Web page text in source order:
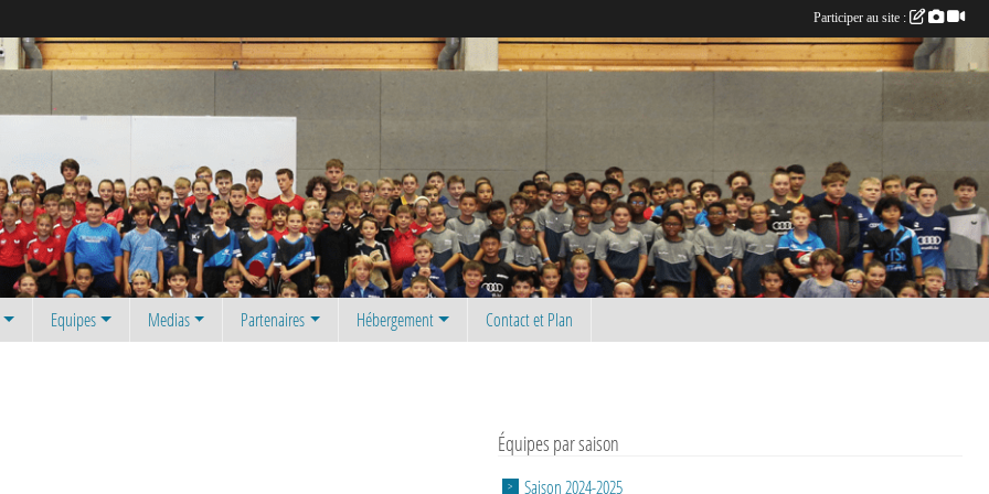
Equipes Medias Partenaires Hébergement Contact et Plan
Équipes par saison
Saison 2024-2025
Participer au site :